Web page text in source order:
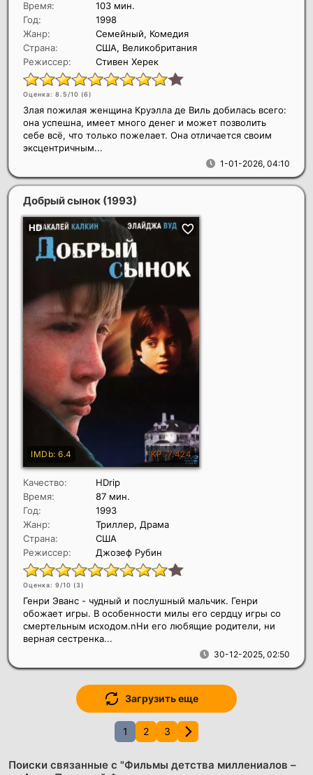
Время:
103 мин.
Год:
1998
Жанр:
Семейный, Комедия
Страна:
США, Великобритания
Режиссер:
Стивен Херек
Оценка: 8.5/10 (6)
1-01-2026, 04:10
Злая пожилая женщина Круэлла де Виль добилась всего:
она успешна, имеет много денег и может позволить
себе всё, что только пожелает. Она отличается своим
эксцентричным...
Добрый сынок (1993)
Качество:
HDrip
Время:
87 мин.
Год:
1993
Жанр:
Триллер, Драма
Страна:
США
Режиссер:
Джозеф Рубин
Оценка: 9/10 (3)
30-12-2025, 02:50
Генри Эванс - чудный и послушный мальчик. Генри
обожает игры. В особенности милы его сердцу игры со
смертельным исходом.nНи его любящие родители, ни
верная сестренка...
Загрузить еще
1 2 3
Поиски связанные с "Фильмы детства миллениалов –